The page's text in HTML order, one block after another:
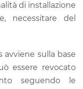
di installazione
necessitare del
avviene sulla base
essere revocato
seguendo le